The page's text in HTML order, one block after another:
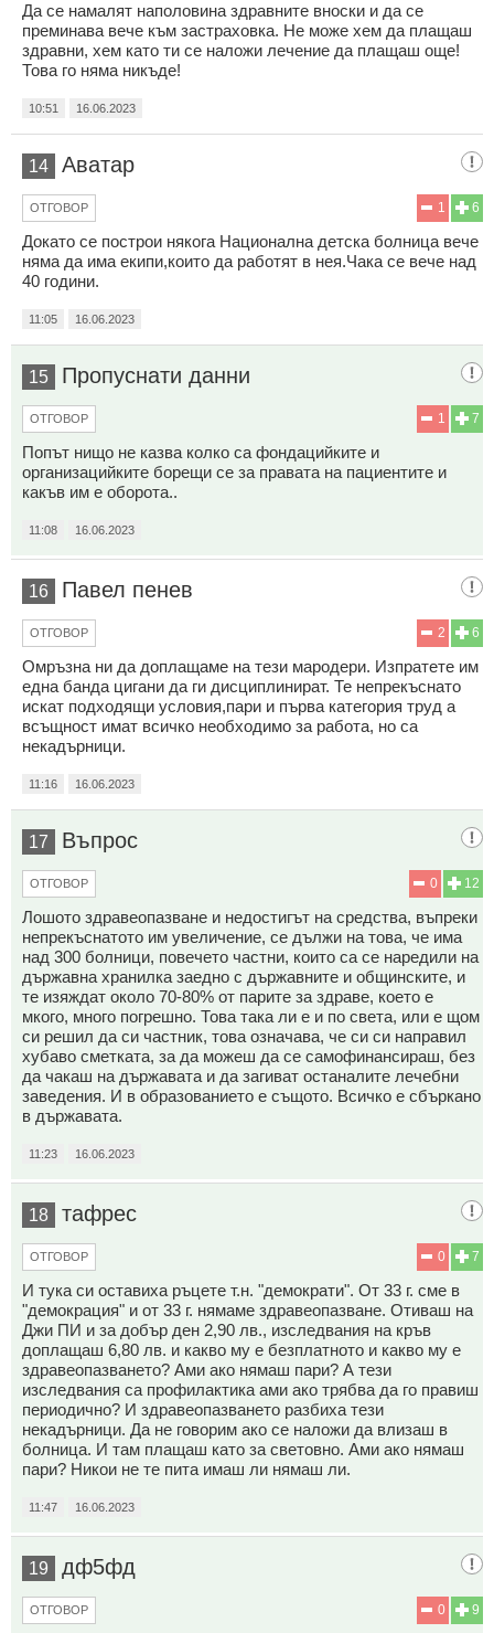
Да се намалят наполовина здравните вноски и да се
преминава вече към застраховка. Не може хем да плащаш
здравни, хем като ти се наложи лечение да плащаш още!
Това го няма никъде!
10:51 16.06.2023
14 Аватар
6
1
ОТГОВОР
Докато се построи някога Национална детска болница вече
няма да има екипи,които да работят в нея.Чака се вече над
40 години.
11:05 16.06.2023
15 Пропуснати данни
7
1
ОТГОВОР
Попът нищо не казва колко са фондацийките и
организацийките борещи се за правата на пациентите и
какъв им е оборота..
11:08 16.06.2023
16 Павел пенев
6
2
ОТГОВОР
Омръзна ни да доплащаме на тези мародери. Изпратете им
една банда цигани да ги дисциплинират. Те непрекъснато
искат подходящи условия,пари и първа категория труд а
всъщност имат всичко необходимо за работа, но са
некадърници.
11:16 16.06.2023
17 Въпрос
12
0
ОТГОВОР
Лошото здравеопазване и недостигът на средства, въпреки
непрекъснатото им увеличение, се дължи на това, че има
над 300 болници, повечето частни, които са се наредили на
държавна хранилка заедно с държавните и общинските, и
те изяждат около 70-80% от парите за здраве, което е
мкого, много погрешно. Това така ли е и по света, или е щом
си решил да си частник, това означава, че си си направил
хубаво сметката, за да можеш да се самофинансираш, без
да чакаш на държавата и да загиват останалите лечебни
заведения. И в образованието е същото. Всичко е сбъркано
в държавата.
11:23 16.06.2023
18 тафрес
7
0
ОТГОВОР
И тука си оставиха ръцете т.н. "демократи". От 33 г. сме в
"демокрация" и от 33 г. нямаме здравеопазване. Отиваш на
Джи ПИ и за добър ден 2,90 лв., изследвания на кръв
доплащаш 6,80 лв. и какво му е безплатното и какво му е
здравеопазването? Ами ако нямаш пари? А тези
изследвания са профилактика ами ако трябва да го правиш
периодично? И здравеопазването разбиха тези
некадърници. Да не говорим ако се наложи да влизаш в
болница. И там плащаш като за световно. Ами ако нямаш
пари? Никои не те пита имаш ли нямаш ли.
11:47 16.06.2023
19 дф5фд
9
0
ОТГОВОР